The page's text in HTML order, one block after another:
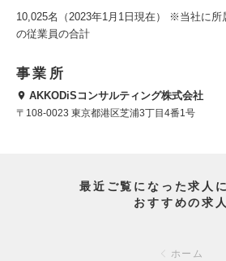
10,025名（2023年1月1日現在） ※当社に所
の従業員の合計
事業所
AKKODiSコンサルティング株式会社
〒108-0023 東京都港区芝浦3丁目4番1号
最近ご覧になった求人
おすすめの求人
ホーム